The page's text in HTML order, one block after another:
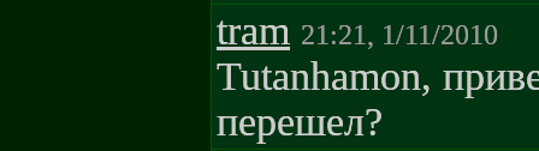
tram 21:21, 1/11/2010
Tutanhamon,
перешел?